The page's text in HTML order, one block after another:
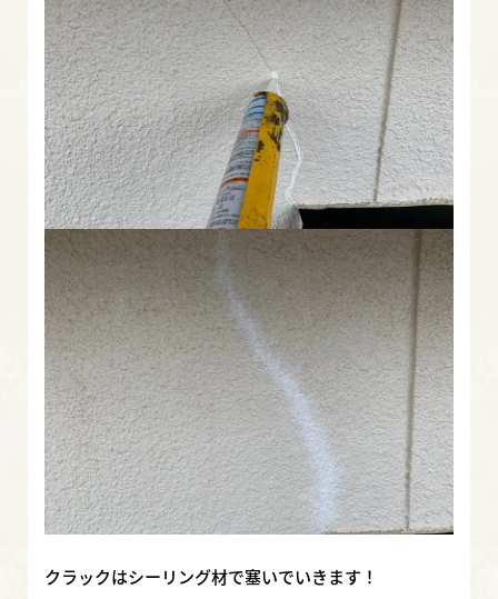
クラックはシーリング材で塞いでいきます！